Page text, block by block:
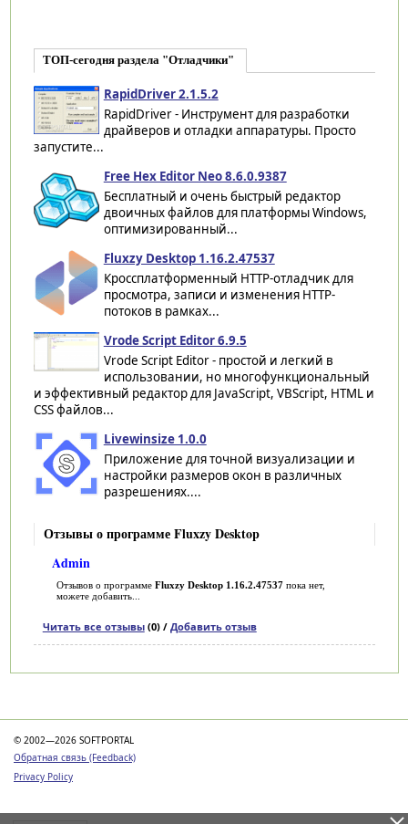
ТОП-сегодня раздела "Отладчики"
RapidDriver 2.1.5.2
RapidDriver - Инструмент для разработки
драйверов и отладки аппаратуры. Просто
запустите...
Free Hex Editor Neo 8.6.0.9387
Бесплатный и очень быстрый редактор
двоичных файлов для платформы Windows,
оптимизированный...
Fluxzy Desktop 1.16.2.47537
Кроссплатформенный HTTP-отладчик для
просмотра, записи и изменения HTTP-
потоков в рамках...
Vrode Script Editor 6.9.5
Vrode Script Editor - простой и легкий в
использовании, но многофункциональный
и эффективный редактор для JavaScript, VBScript, HTML и
CSS файлов...
Livewinsize 1.0.0
Приложение для точной визуализации и
настройки размеров окон в различных
разрешениях....
Отзывы о программе Fluxzy Desktop
Admin
Отзывов о программе Fluxzy Desktop 1.16.2.47537пока нет,
можете добавить...
Читать все отзывы(0) / Добавить отзыв
© 2002—2026 SOFTPORTAL
Обратная связь (Feedback)
Privacy Policy